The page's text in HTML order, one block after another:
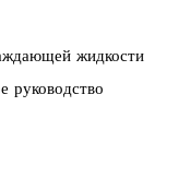
жидкости
руководство